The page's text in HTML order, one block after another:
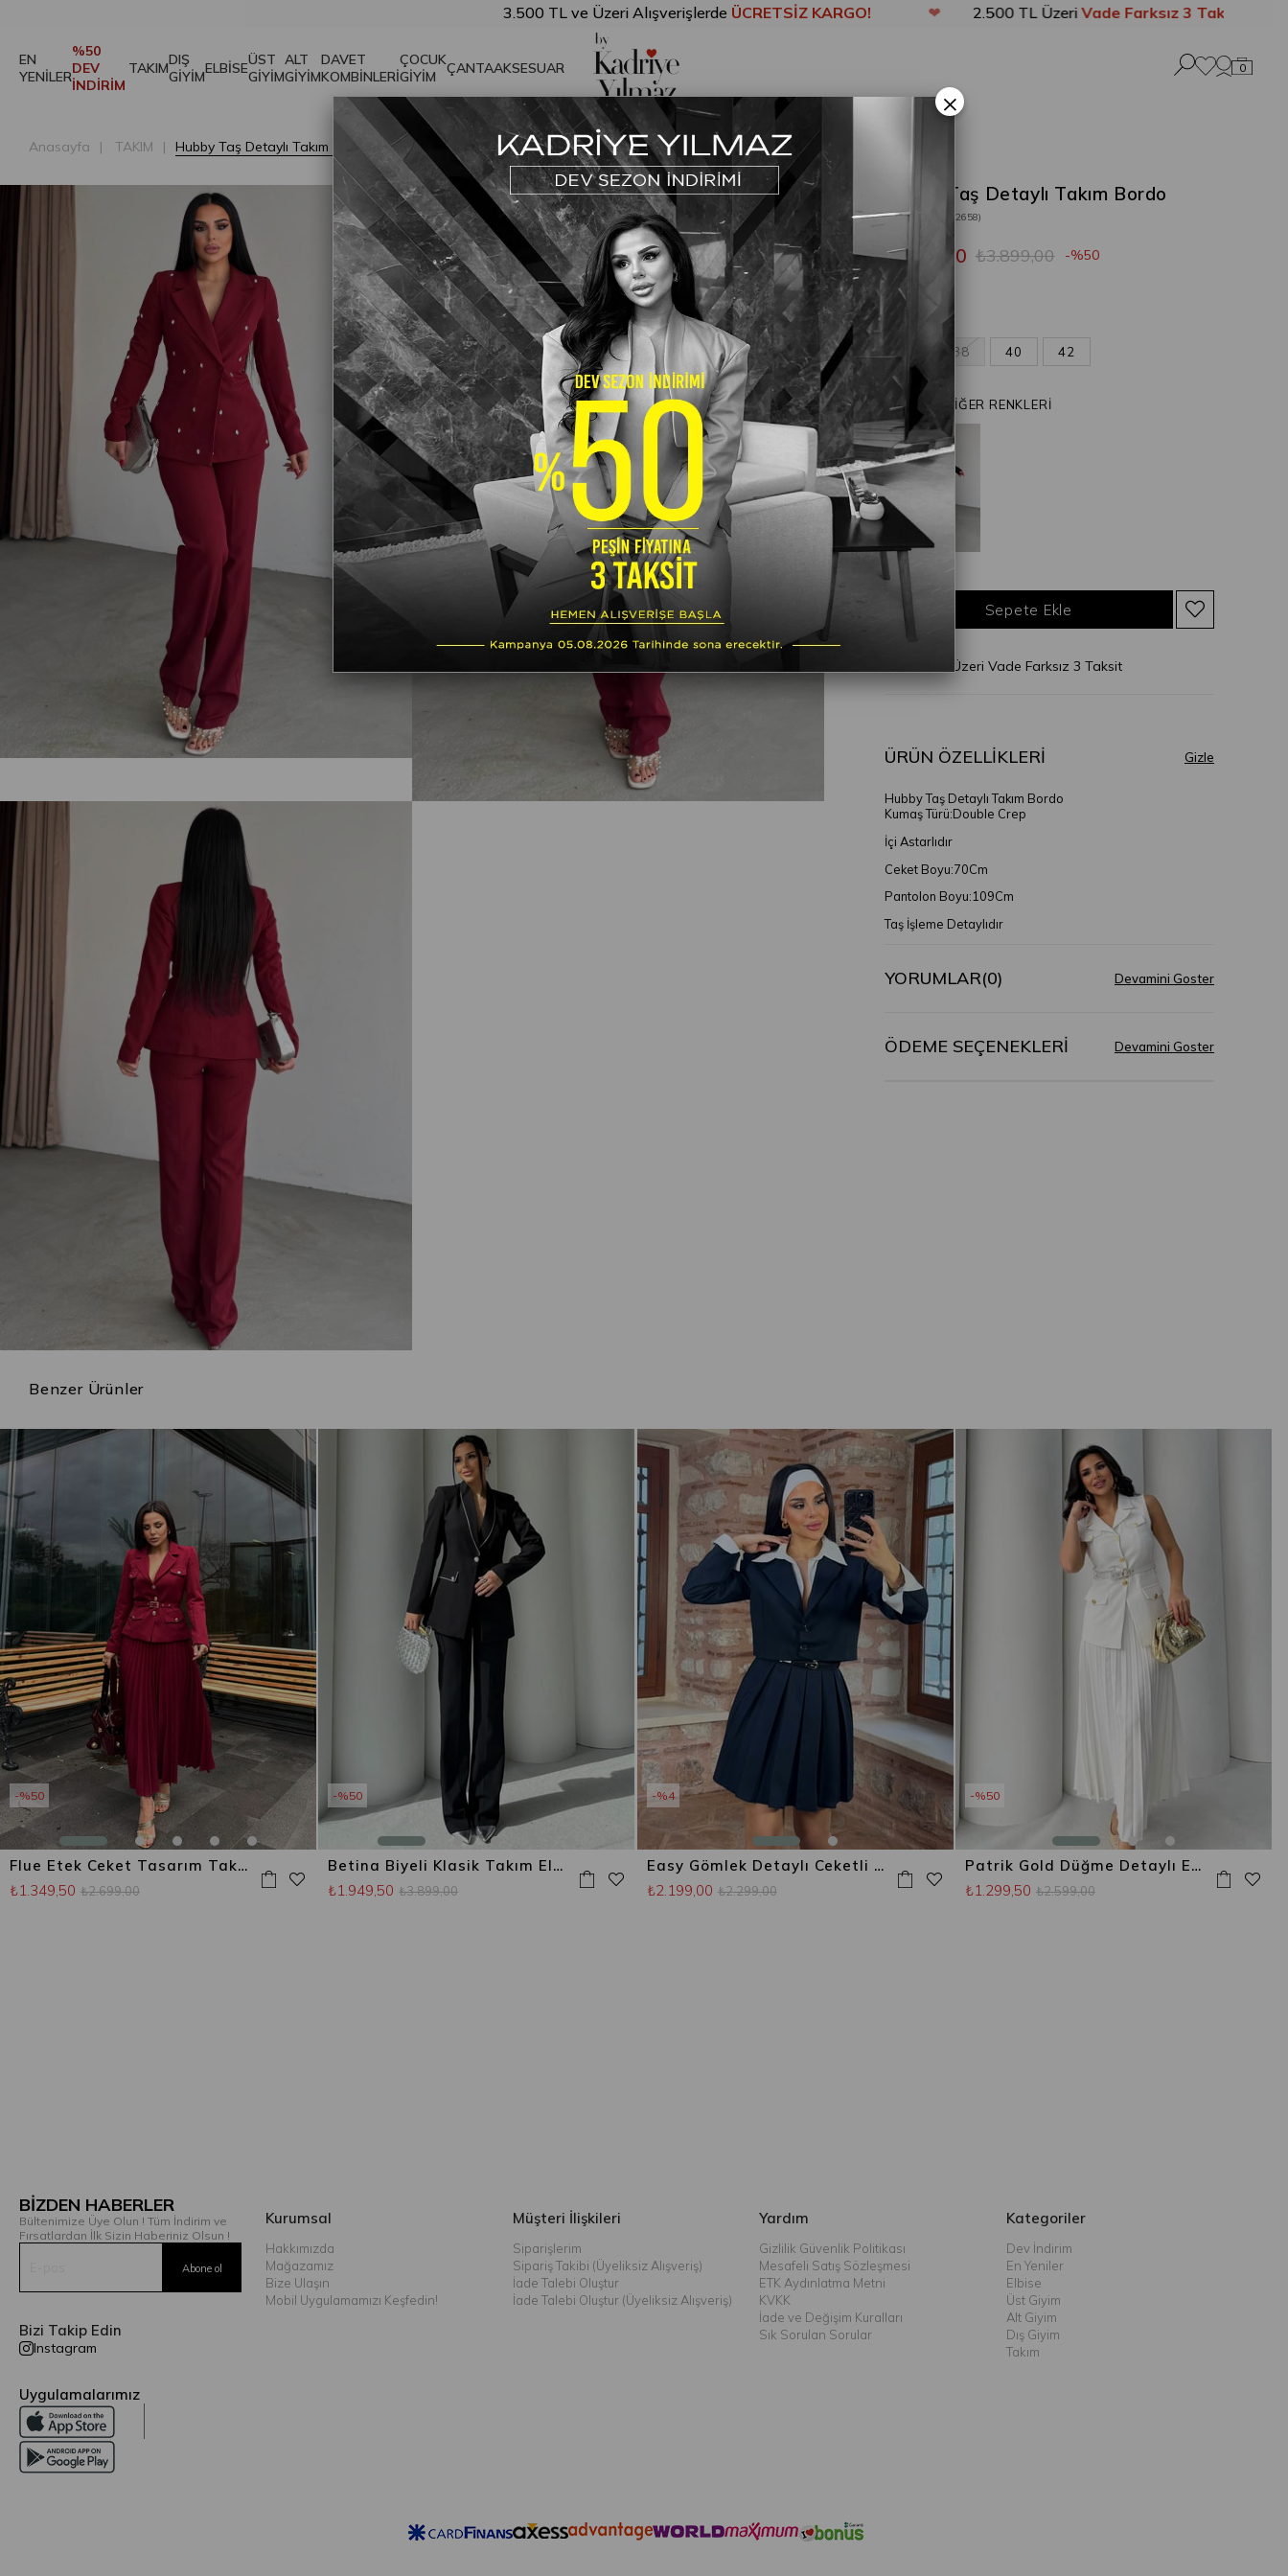
3.500 TL ve Üzeri AlışverişlerdeÜCRETSİZ KARGO! 2.500 TL ÜzeriVade Farksız 3 Taksit
EN
YENİLER
%50
DEV
İNDİRİM
TAKIMDIŞ
GİYİMELBİSEÜST
GİYİM
ALT
GİYİM
DAVET
KOMBİNLERİ
ÇOCUK
GİYİM
ÇANTAAKSESUAR 0
Anasayfa TAKIM Hubby Taş Detaylı Takım Bordo
Hubby Taş Detaylı Takım Bordo
Stok Kodu (202658)
₺3.899,00
₺1.949,50 50
Bordo
38 40 42
ÜRÜNÜN DİĞER RENKLERİ
* 2.500 TL Üzeri Vade Farksız 3 Taksit
ÜRÜN ÖZELLIKLERI
Hubby Taş Detaylı Takım Bordo
Kumaş Türü:Double Crep
İçi Astarlıdır
Ceket Boyu:70Cm
Pantolon Boyu:109Cm
Taş İşleme Detaylıdır
YORUMLAR(0)
ÖDEME SEÇENEKLERI
Benzer Ürünler
Flue Etek Ceket Tasarım Takım Bordo
₺1.349,50 ₺2.699,00
%50
Betina Biyeli Klasik Takım Elbise Siyah
₺1.949,50 ₺3.899,00
%50
Easy Gömlek Detaylı Ceketli Etek Takım Lacivert
₺2.199,00 ₺2.299,00
%4
Patrik Gold Düğme Detaylı Etekli Takım Beyaz
₺1.299,50 ₺2.599,00
%50
BİZDEN HABERLER
Bültenimize Üye Olun ! Tüm İndirim ve
Fırsatlardan İlk Sizin Haberiniz Olsun !
Bizi Takip Edin
Instagram
Uygulamalarımız
Kurumsal
Hakkımızda
Mağazamız
Bize Ulaşın
Mobil Uygulamamızı Keşfedin!
Müşteri İlişkileri
Siparişlerim
Sipariş Takibi (Üyeliksiz Alışveriş)
İade Talebi Oluştur
İade Talebi Oluştur (Üyeliksiz Alışveriş)
Yardım
Gizlilik Güvenlik Politikası
Mesafeli Satış Sözleşmesi
ETK Aydınlatma Metni
KVKK
İade ve Değişim Kuralları
Sık Sorulan Sorular
Kategoriler
Dev İndirim
En Yeniler
Elbise
Üst Giyim
Alt Giyim
Dış Giyim
Takım
×